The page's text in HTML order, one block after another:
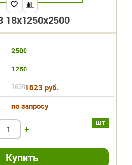
18х1250х2500
2500
1250
16391623 руб.
по запросу
шт
+